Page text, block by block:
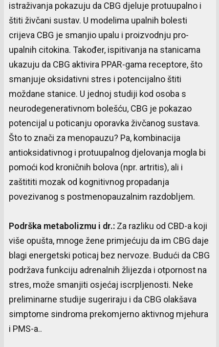
istraživanja pokazuju da CBG djeluje protuupalno i
štiti živčani sustav. U modelima upalnih bolesti
crijeva CBG je smanjio upalu i proizvodnju pro-
upalnih citokina. Također, ispitivanja na stanicama
ukazuju da CBG aktivira PPAR-gama receptore, što
smanjuje oksidativni stres i potencijalno štiti
moždane stanice. U jednoj studiji kod osoba s
neurodegenerativnom bolešću, CBG je pokazao
potencijal u poticanju oporavka živčanog sustava.
Što to znači za menopauzu? Pa, kombinacija
antioksidativnog i protuupalnog djelovanja mogla bi
pomoći kod kroničnih bolova (npr. artritis), ali i
zaštititi mozak od kognitivnog propadanja
povezivanog s postmenopauzalnim razdobljem.
Podrška metabolizmu i dr.: Za razliku od CBD-a koji
više opušta, mnoge žene primjećuju da im CBG daje
blagi energetski poticaj bez nervoze. Budući da CBG
podržava funkciju adrenalnih žlijezda i otpornost na
stres, može smanjiti osjećaj iscrpljenosti. Neke
preliminarne studije sugeriraju i da CBG olakšava
simptome sindroma prekomjerno aktivnog mjehura
i PMS-a..